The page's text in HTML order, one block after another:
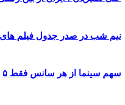
نیم شب در صدر جدول فیلم
سهم سینما از هر سانس فقط ۵ بلیت